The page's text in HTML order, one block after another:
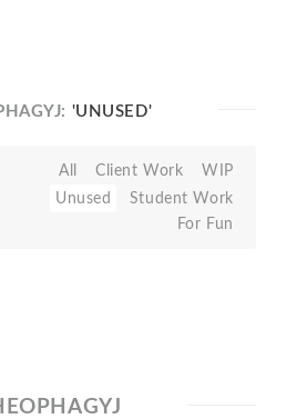
'UNUSED'
All Client Work
WIP
Unused
Student Work
For Fun